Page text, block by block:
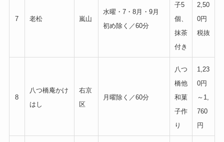
7 老松 嵐山
水曜・7・8月・9月
初め除く／60分
子5
個、
抹茶
付き
2,50
0円
税抜
8
八つ橋庵かけ
はし
右京
区
月曜除く／60分
八つ
橋他
和菓
子作
り
1,23
0円
～1,
760
円